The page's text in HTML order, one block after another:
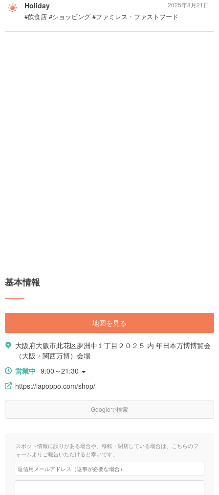
Holiday
#飲食店 #ショッピング #ファミレス・ファストフード
2025年8月21日
基本情報
地図を見る
大阪府大阪市此花区夢洲中１丁目２０２５ 内 年日本万博博覧会
（大阪・関西万博）会場
営業中 9:00～21:30
https://lapoppo.com/shop/
Googleで検索
スポット情報に誤りがある場合や、移転・閉店している場合は、こちらのフ
ォームよりご報告いただけると幸いです。